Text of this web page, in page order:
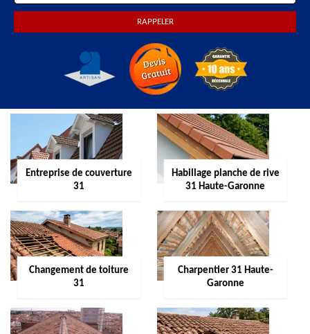
Entreprise de couverture
31
Habillage planche de rive
31 Haute-Garonne
Changement de toiture
31
Charpentier 31 Haute-
Garonne